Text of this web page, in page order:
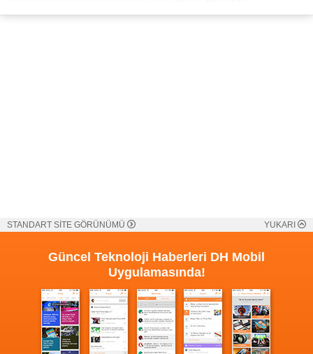
STANDART SİTE GÖRÜNÜMÜ YUKARI
Güncel Teknoloji Haberleri DH Mobil
Uygulamasında!